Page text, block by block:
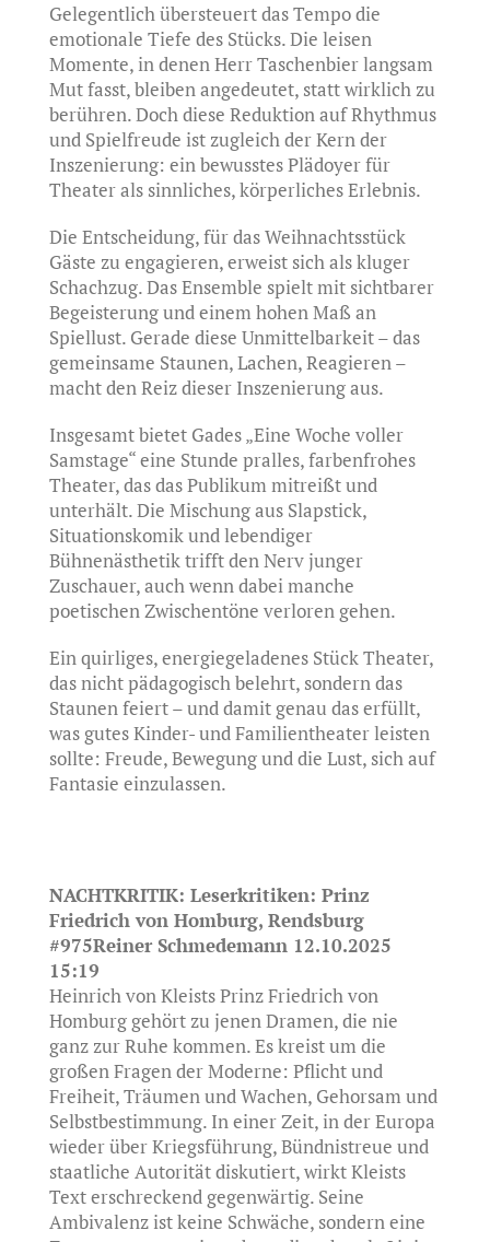
Gelegentlich übersteuert das Tempo die
emotionale Tiefe des Stücks. Die leisen
Momente, in denen Herr Taschenbier langsam
Mut fasst, bleiben angedeutet, statt wirklich zu
berühren. Doch diese Reduktion auf Rhythmus
und Spielfreude ist zugleich der Kern der
Inszenierung: ein bewusstes Plädoyer für
Theater als sinnliches, körperliches Erlebnis.
Die Entscheidung, für das Weihnachtsstück
Gäste zu engagieren, erweist sich als kluger
Schachzug. Das Ensemble spielt mit sichtbarer
Begeisterung und einem hohen Maß an
Spiellust. Gerade diese Unmittelbarkeit – das
gemeinsame Staunen, Lachen, Reagieren –
macht den Reiz dieser Inszenierung aus.
Insgesamt bietet Gades „Eine Woche voller
Samstage“ eine Stunde pralles, farbenfrohes
Theater, das das Publikum mitreißt und
unterhält. Die Mischung aus Slapstick,
Situationskomik und lebendiger
Bühnenästhetik trifft den Nerv junger
Zuschauer, auch wenn dabei manche
poetischen Zwischentöne verloren gehen.
Ein quirliges, energiegeladenes Stück Theater,
das nicht pädagogisch belehrt, sondern das
Staunen feiert – und damit genau das erfüllt,
was gutes Kinder- und Familientheater leisten
sollte: Freude, Bewegung und die Lust, sich auf
Fantasie einzulassen.
NACHTKRITIK: Leserkritiken: Prinz
Friedrich von Homburg, Rendsburg
#975Reiner Schmedemann 12.10.2025
15:19
Heinrich von Kleists Prinz Friedrich von
Homburg gehört zu jenen Dramen, die nie
ganz zur Ruhe kommen. Es kreist um die
großen Fragen der Moderne: Pflicht und
Freiheit, Träumen und Wachen, Gehorsam und
Selbstbestimmung. In einer Zeit, in der Europa
wieder über Kriegsführung, Bündnistreue und
staatliche Autorität diskutiert, wirkt Kleists
Text erschreckend gegenwärtig. Seine
Ambivalenz ist keine Schwäche, sondern eine